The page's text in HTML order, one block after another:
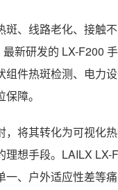
、线路老化、接触
新研发的 LX-F200
件热斑检测、电力
障。
将其转化为可视化
想手段。LAILX LX-
、户外适应性差等